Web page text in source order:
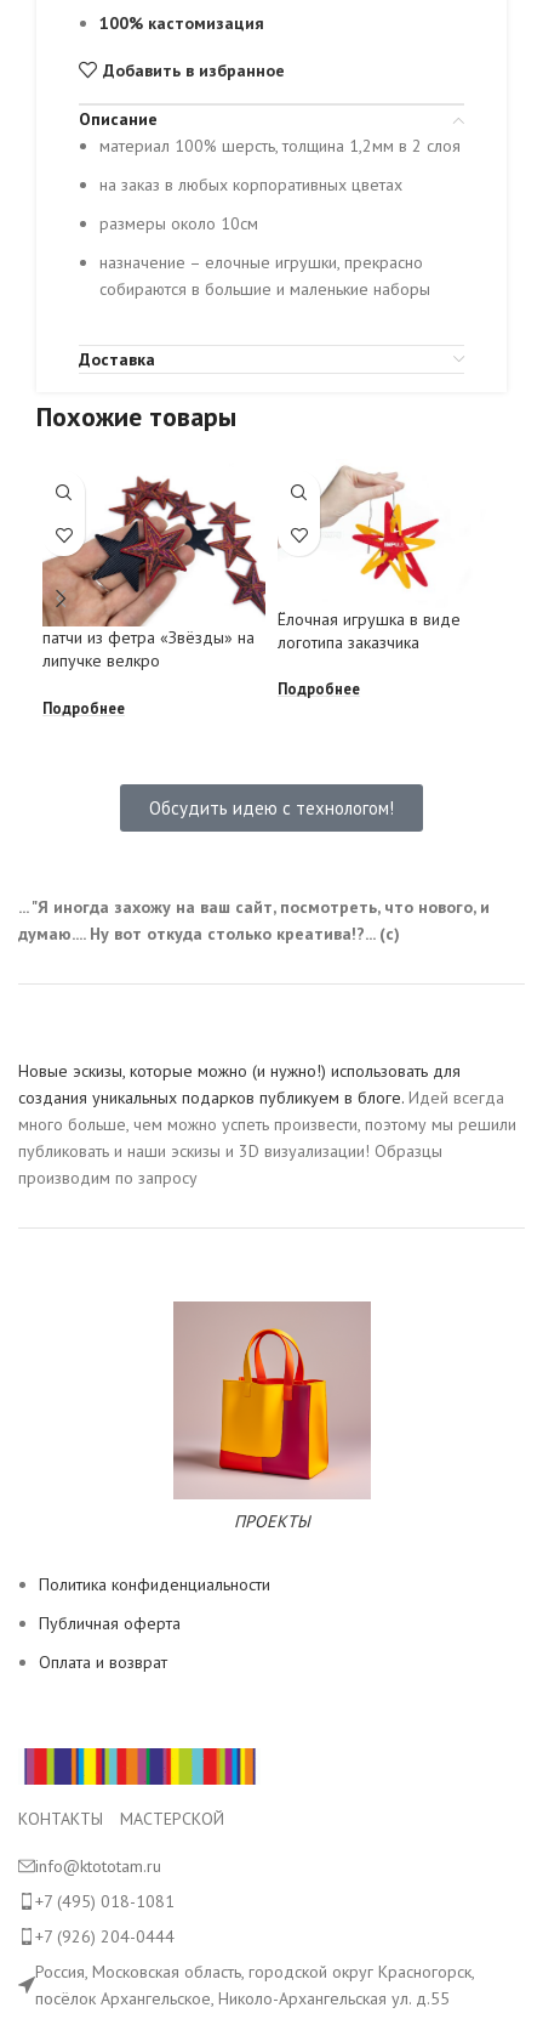
100% кастомизация
Добавить в избранное
Описание
материал 100% шерсть, толщина 1,2мм в 2 слоя
на заказ в любых корпоративных цветах
размеры около 10см
назначение – елочные игрушки, прекрасно
собираются в большие и маленькие наборы
Доставка
Похожие товары
патчи из фетра «Звёзды» на
липучке велкро
Подробнее
Ёлочная игрушка в виде
логотипа заказчика
Подробнее
Обсудить идею с технологом!
... "Я иногда захожу на ваш сайт, посмотреть, что нового, и
думаю.... Ну вот откуда столько креатива!?... (с)
Новые эскизы, которые можно (и нужно!) использовать для
создания уникальных подарков публикуем в блоге. Идей всегда
много больше, чем можно успеть произвести, поэтому мы решили
публиковать и наши эскизы и 3D визуализации! Образцы
производим по запросу
ПРОЕКТЫ
Политика конфиденциальности
Публичная оферта
Оплата и возврат
КОНТАКТЫ МАСТЕРСКОЙ
info@ktototam.ru
+7 (495) 018-1081
+7 (926) 204-0444
Россия, Московская область, городской округ Красногорск,
посёлок Архангельское, Николо-Архангельская ул. д.55